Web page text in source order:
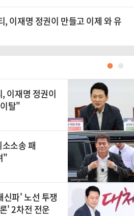
, 이재명 정권이 만들고 이제 와 유
●
이재명 정권이
탈"
소송 패
"
파' 노선 투쟁
' 2차전 전운